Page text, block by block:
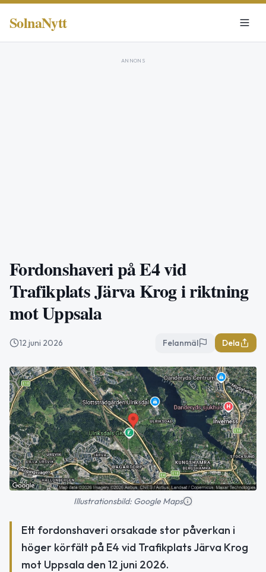
SolnaNytt
ANNONS
Fordonshaveri på E4 vid
Trafikplats Järva Krog i riktning
mot Uppsala
12 juni 2026 Felanmäl Dela
Illustrationsbild: Google Maps
Ett fordonshaveri orsakade stor påverkan i
höger körfält på E4 vid Trafikplats Järva Krog
mot Uppsala den 12 juni 2026.